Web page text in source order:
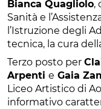
Bianca Quagliolo,
Sanità e
l’Istruzione degli
tecnica, la cura
Terzo posto per
Arpenti e Gaia
Liceo Artistico di
informativo